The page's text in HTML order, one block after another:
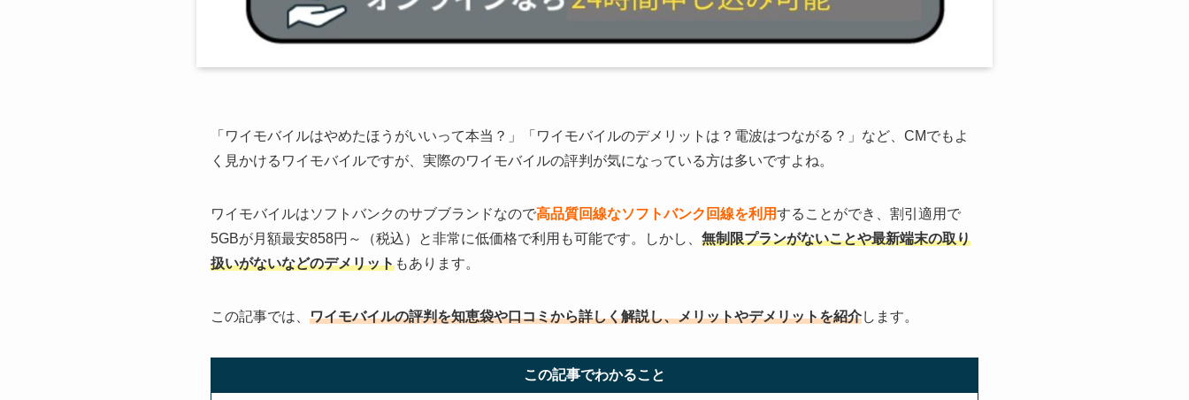
「ワイモバイルはやめたほうがいいって本当？」「ワイモバイルのデメリットは？電波はつながる？」など、CMでもよ
く見かけるワイモバイルですが、実際のワイモバイルの評判が気になっている方は多いですよね。
ワイモバイルはソフトバンクのサブブランドなので高品質回線なソフトバンク回線を利用することができ、割引適用で
5GBが月額最安858円～（税込）と非常に低価格で利用も可能です。しかし、 無制限プランがないことや最新端末の取り
扱いがないなどのデメリットもあります。
この記事では、 ワイモバイルの評判を知恵袋や口コミから詳しく解説し、メリットやデメリットを紹介します。
この記事でわかること